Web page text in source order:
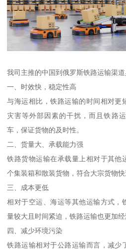
我司主推的中国到俄罗斯铁路运输渠道
一、时效快，稳定性高
与海运相比，铁路运输的时间相对更
灾害等外部因素的干扰，而且铁路
车，保证货物的及时性。
二、货量大、承载能力强
铁路货物运输在承载量上相对于其他
个集装箱和散装货物，符合大宗货物快
三、成本更低
相对于空运、海运等其他运输方式，
量较大且时间紧迫，铁路运输也更加经
四、减少环境污染
铁路运输相对于公路运输而言，减少